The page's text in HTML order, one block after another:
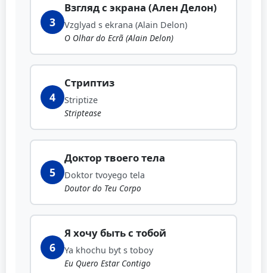
3
Взгляд с экрана (Ален Делон)
Vzglyad s ekrana (Alain Delon)
O Olhar do Ecrã (Alain Delon)
4
Стриптиз
Striptize
Striptease
5
Доктор твоего тела
Doktor tvoyego tela
Doutor do Teu Corpo
6
Я хочу быть с тобой
Ya khochu byt s toboy
Eu Quero Estar Contigo